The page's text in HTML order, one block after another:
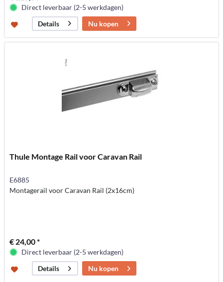
Direct leverbaar (2-5 werkdagen)
Details
Nu kopen
Thule Montage Rail voor Caravan Rail
E6885
Montagerail voor Caravan Rail (2x16cm)
€ 24,00 *
Direct leverbaar (2-5 werkdagen)
Details
Nu kopen